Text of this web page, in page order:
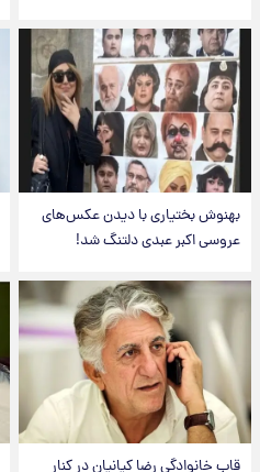
بهنوش بختیاری با دیدن عکس‌های
عروسی اکبر عبدی دلتنگ شد!
قاب خانوادگی رضا کیانیان در کنار